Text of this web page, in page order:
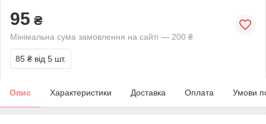
95 ₴
Мінімальна сума замовлення на сайті — 200 ₴
85 ₴ від 5 шт.
Опис Характеристики Доставка Оплата Умови